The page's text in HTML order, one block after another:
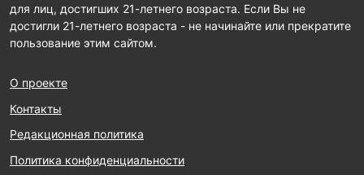
для лиц, достигших 21-летнего возраста. Если Вы не
достигли 21-летнего возраста - не начинайте или прекратите
пользование этим сайтом.
О проекте
Контакты
Редакционная политика
Политика конфиденциальности